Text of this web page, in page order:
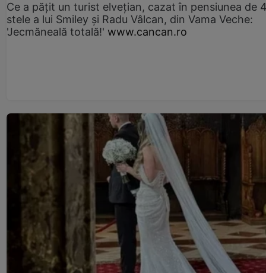
Ce a pățit un turist elvețian, cazat în pensiunea de
stele a lui Smiley și Radu Vâlcan, din Vama Veche:
'Jecmăneală totală!' www.cancan.ro